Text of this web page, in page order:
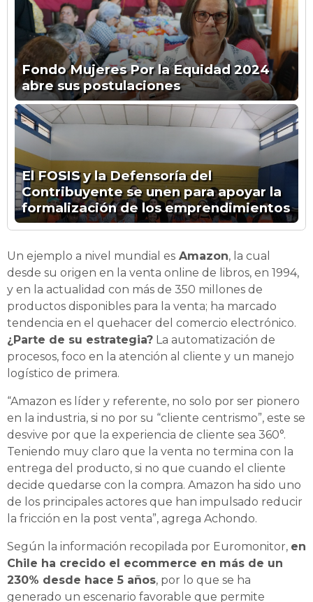
Fondo Mujeres Por la Equidad 2024
abre sus postulaciones
El FOSIS y la Defensoría del
Contribuyente se unen para apoyar la
formalización de los emprendimientos
Un ejemplo a nivel mundial es Amazon, la cual
desde su origen en la venta online de libros, en 1994,
y en la actualidad con más de 350 millones de
productos disponibles para la venta; ha marcado
tendencia en el quehacer del comercio electrónico.
¿Parte de su estrategia? La automatización de
procesos, foco en la atención al cliente y un manejo
logístico de primera.
“Amazon es líder y referente, no solo por ser pionero
en la industria, si no por su “cliente centrismo”, este se
desvive por que la experiencia de cliente sea 360°.
Teniendo muy claro que la venta no termina con la
entrega del producto, si no que cuando el cliente
decide quedarse con la compra. Amazon ha sido uno
de los principales actores que han impulsado reducir
la fricción en la post venta”, agrega Achondo.
Según la información recopilada por Euromonitor, en
Chile ha crecido el ecommerce en más de un
230% desde hace 5 años, por lo que se ha
generado un escenario favorable que permite